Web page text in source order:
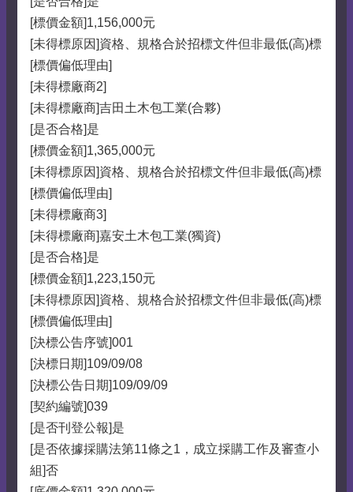
[標價金額]1,156,000元
[未得標原因]資格、規格合於招標文件但非最低(高)標
[標價偏低理由]
[未得標廠商2]
[未得標廠商]吉田土木包工業(合夥)
[是否合格]是
[標價金額]1,365,000元
[未得標原因]資格、規格合於招標文件但非最低(高)標
[標價偏低理由]
[未得標廠商3]
[未得標廠商]嘉安土木包工業(獨資)
[是否合格]是
[標價金額]1,223,150元
[未得標原因]資格、規格合於招標文件但非最低(高)標
[標價偏低理由]
[決標公告序號]001
[決標日期]109/09/08
[決標公告日期]109/09/09
[契約編號]039
[是否刊登公報]是
[是否依據採購法第11條之1，成立採購工作及審查小
組]否